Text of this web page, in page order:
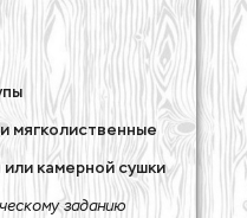
мягколиственные
камерной сушки
заданию